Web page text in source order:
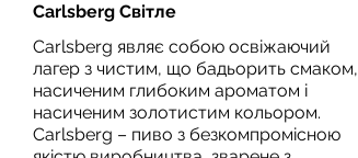
Carlsberg Світле
Carlsberg являє собою освіжаючий
лагер з чистим, що бадьорить смаком,
насиченим глибоким ароматом і
насиченим золотистим кольором.
Carlsberg – пиво з безкомпромісною